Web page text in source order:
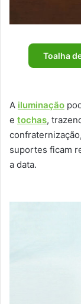
Toalha
A iluminação
e tochas,
suportes ficam
a data.